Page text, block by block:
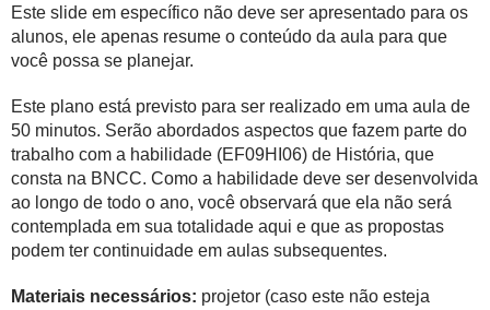
Este slide em específico não deve ser apresentado para os
alunos, ele apenas resume o conteúdo da aula para que
você possa se planejar.
Este plano está previsto para ser realizado em uma aula de
50 minutos. Serão abordados aspectos que fazem parte do
trabalho com a habilidade (EF09HI06) de História, que
consta na BNCC. Como a habilidade deve ser desenvolvida
ao longo de todo o ano, você observará que ela não será
contemplada em sua totalidade aqui e que as propostas
podem ter continuidade em aulas subsequentes.
Materiais necessários: projetor (caso este não esteja